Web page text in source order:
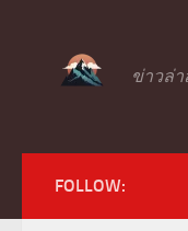
ข่าวล่า
FOLLOW: